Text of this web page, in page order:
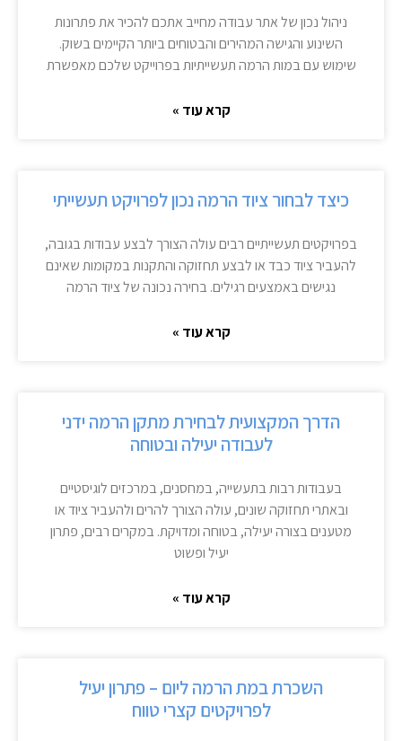
ניהול נכון של אתר עבודה מחייב אתכם להכיר את פתרונות
השינוע והגישה המהירים והבטוחים ביותר הקיימים בשוק.
שימוש עם במות הרמה תעשייתיות בפרוייקט שלכם מאפשרת
קרא עוד »
כיצד לבחור ציוד הרמה נכון לפרויקט תעשייתי
בפרויקטים תעשייתיים רבים עולה הצורך לבצע עבודות בגובה,
להעביר ציוד כבד או לבצע תחזוקה והתקנות במקומות שאינם
נגישים באמצעים רגילים. בחירה נכונה של ציוד הרמה
קרא עוד »
הדרך המקצועית לבחירת מתקן הרמה ידני
לעבודה יעילה ובטוחה
בעבודות רבות בתעשייה, במחסנים, במרכזים לוגיסטיים
ובאתרי תחזוקה שונים, עולה הצורך להרים ולהעביר ציוד או
מטענים בצורה יעילה, בטוחה ומדויקת. במקרים רבים, פתרון
יעיל ופשוט
קרא עוד »
השכרת במת הרמה ליום – פתרון יעיל
לפרויקטים קצרי טווח